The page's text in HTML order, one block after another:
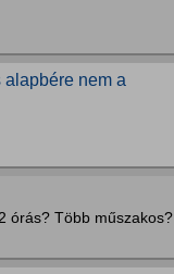
alapbére nem a
órás? Több műszakos?